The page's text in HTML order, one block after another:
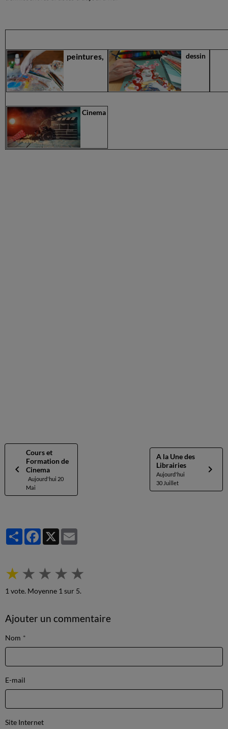
peintures, dessin
Cinema
Cours et
Formation de
Cinema
Aujourd'hui 20
Mai
A la Une des
Librairies
Aujourd'hui
30 Juillet
PartagerFacebook
X
★ ★ ★ ★ ★
1 vote. Moyenne 1 sur 5.
Ajouter un commentaire
Nom
E-mail
Site Internet